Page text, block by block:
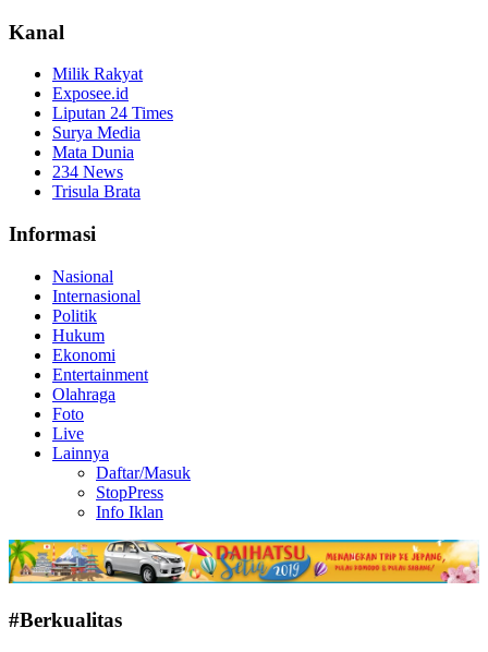
Kanal
Milik Rakyat
Exposee.id
Liputan 24 Times
Surya Media
Mata Dunia
234 News
Trisula Brata
Informasi
Nasional
Internasional
Politik
Hukum
Ekonomi
Entertainment
Olahraga
Foto
Live
Lainnya
Daftar/Masuk
StopPress
Info Iklan
#Berkualitas